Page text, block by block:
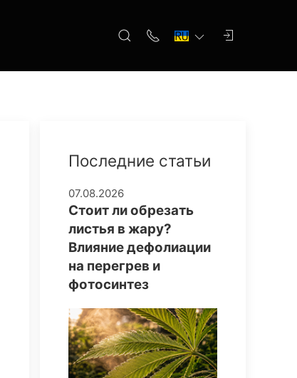
Последние статьи
07.08.2026
Стоит ли обрезать
листья в жару?
Влияние дефолиации
на перегрев и
фотосинтез